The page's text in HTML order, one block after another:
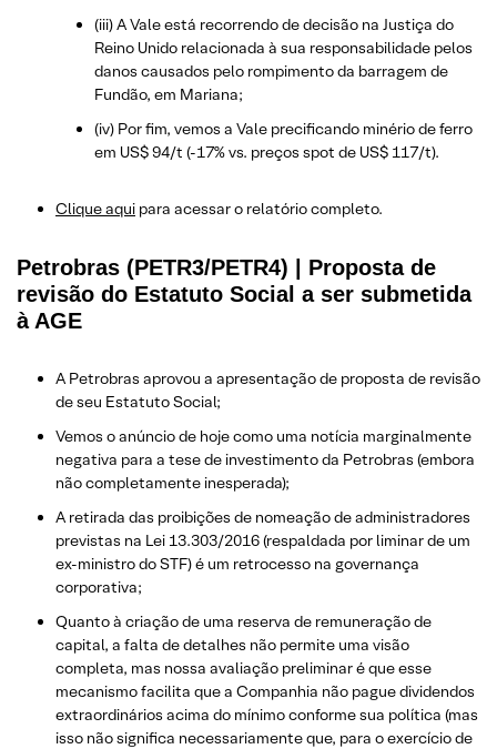
(iii) A Vale está recorrendo de decisão na Justiça do
Reino Unido relacionada à sua responsabilidade pelos
danos causados pelo rompimento da barragem de
Fundão, em Mariana;
(iv) Por fim, vemos a Vale precificando minério de ferro
em US$ 94/t (-17% vs. preços spot de US$ 117/t).
Clique aqui para acessar o relatório completo.
Petrobras (PETR3/PETR4) | Proposta de
revisão do Estatuto Social a ser submetida
à AGE
A Petrobras aprovou a apresentação de proposta de revisão
de seu Estatuto Social;
Vemos o anúncio de hoje como uma notícia marginalmente
negativa para a tese de investimento da Petrobras (embora
não completamente inesperada);
A retirada das proibições de nomeação de administradores
previstas na Lei 13.303/2016 (respaldada por liminar de um
ex-ministro do STF) é um retrocesso na governança
corporativa;
Quanto à criação de uma reserva de remuneração de
capital, a falta de detalhes não permite uma visão
completa, mas nossa avaliação preliminar é que esse
mecanismo facilita que a Companhia não pague dividendos
extraordinários acima do mínimo conforme sua política (mas
isso não significa necessariamente que, para o exercício de